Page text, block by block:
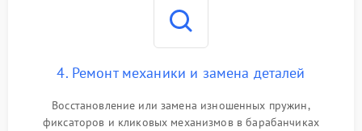
4. Ремонт механики и замена деталей
Восстановление или замена изношенных пружин,
фиксаторов и кликовых механизмов в барабанчиках